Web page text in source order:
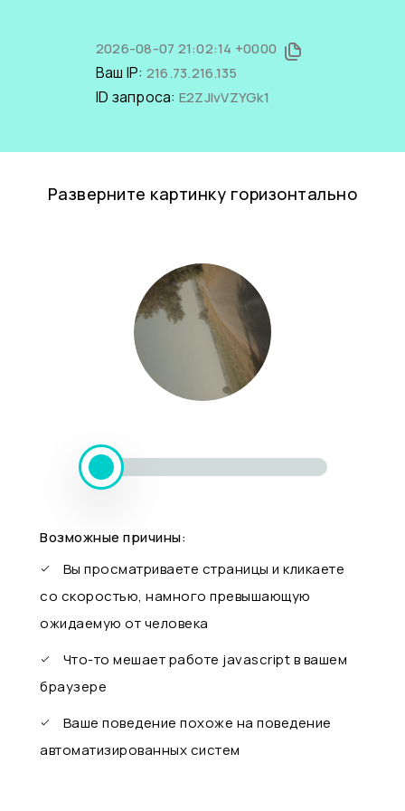
2026-08-07 21:02:14 +0000
Ваш IP: 216.73.216.135
ID запроса: E2ZJIvVZYGk1
Разверните картинку горизонтально
Возможные причины:
Вы просматриваете страницы и кликаете
со скоростью, намного превышающую
ожидаемую от человека
Что-то мешает работе javascript в вашем
браузере
Ваше поведение похоже на поведение
автоматизированных систем